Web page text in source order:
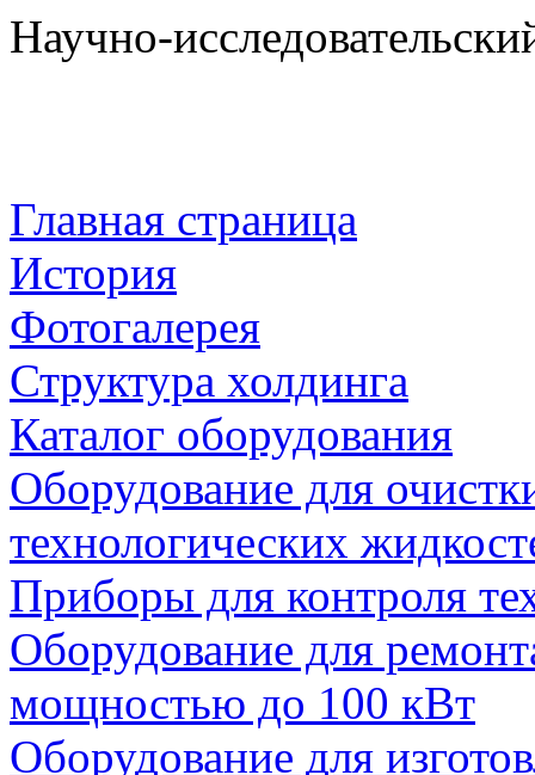
Научно-
Главная страница
История
Фотогалерея
Структура холдинга
Каталог оборудования
Оборудование для
технологических
Приборы для контроля
Оборудование для
мощностью до 100 кВт
Оборудование для